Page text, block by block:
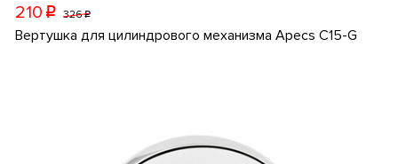
210 p 326p
Вертушка для цилиндрового механизма Apecs C15-G